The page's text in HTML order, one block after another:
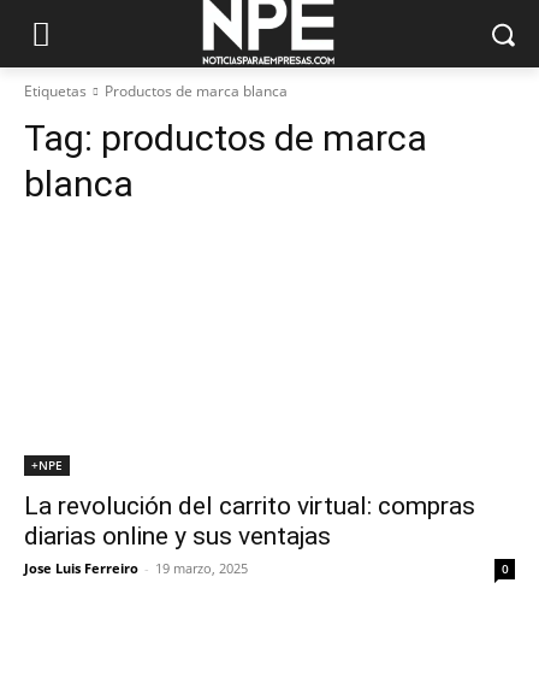
Etiquetas Productos de marca blanca
Tag: productos de marca
blanca
+NPE
La revolución del carrito virtual: compras
diarias online y sus ventajas
Jose Luis Ferreiro - 19 marzo, 2025 0